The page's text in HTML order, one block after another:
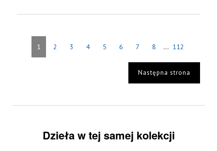
1 2 3 4 5 6 7 8 ... 112
Następna strona
Dzieła w tej samej kolekcji